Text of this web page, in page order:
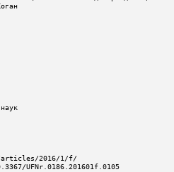
UFNr.0186.201601f.0105